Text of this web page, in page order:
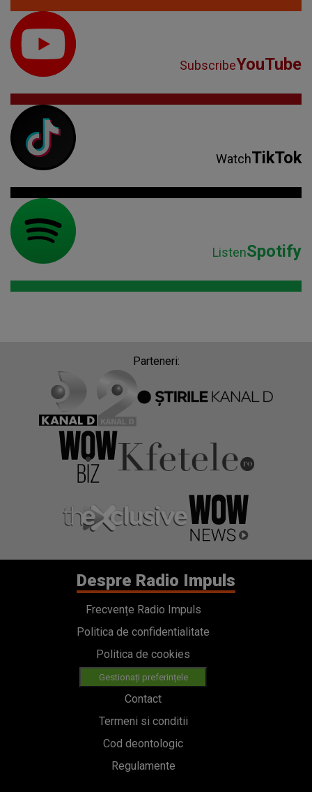
SubscribeYouTube
WatchTikTok
ListenSpotify
Parteneri:
Despre Radio Impuls
Frecvențe Radio Impuls
Politica de confidentialitate
Politica de cookies
Gestionați preferințele
Contact
Termeni si conditii
Cod deontologic
Regulamente